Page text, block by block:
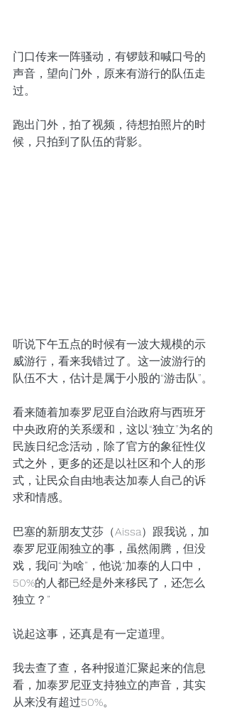
门口传来一阵骚动，有锣鼓和喊口号的
声音，望向门外，原来有游行的队伍走
过。
跑出门外，拍了视频，待想拍照片的时
候，只拍到了队伍的背影。
听说下午五点的时候有一波大规模的示
威游行，看来我错过了。这一波游行的
队伍不大，估计是属于小股的“游击队”。
看来随着加泰罗尼亚自治政府与西班牙
中央政府的关系缓和，这以“独立”为名的
民族日纪念活动，除了官方的象征性仪
式之外，更多的还是以社区和个人的形
式，让民众自由地表达加泰人自己的诉
求和情感。
巴塞的新朋友艾莎（Aissa）跟我说，加
泰罗尼亚闹独立的事，虽然闹腾，但没
戏，我问“为啥”，他说“加泰的人口中，
50%的人都已经是外来移民了，还怎么
独立？”
说起这事，还真是有一定道理。
我去查了查，各种报道汇聚起来的信息
看，加泰罗尼亚支持独立的声音，其实
从来没有超过50%。